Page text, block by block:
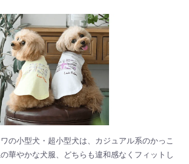
の小型犬・超小型犬は、カジュアル系のかっこ
華やかな犬服、どちらも違和感なくフィットし